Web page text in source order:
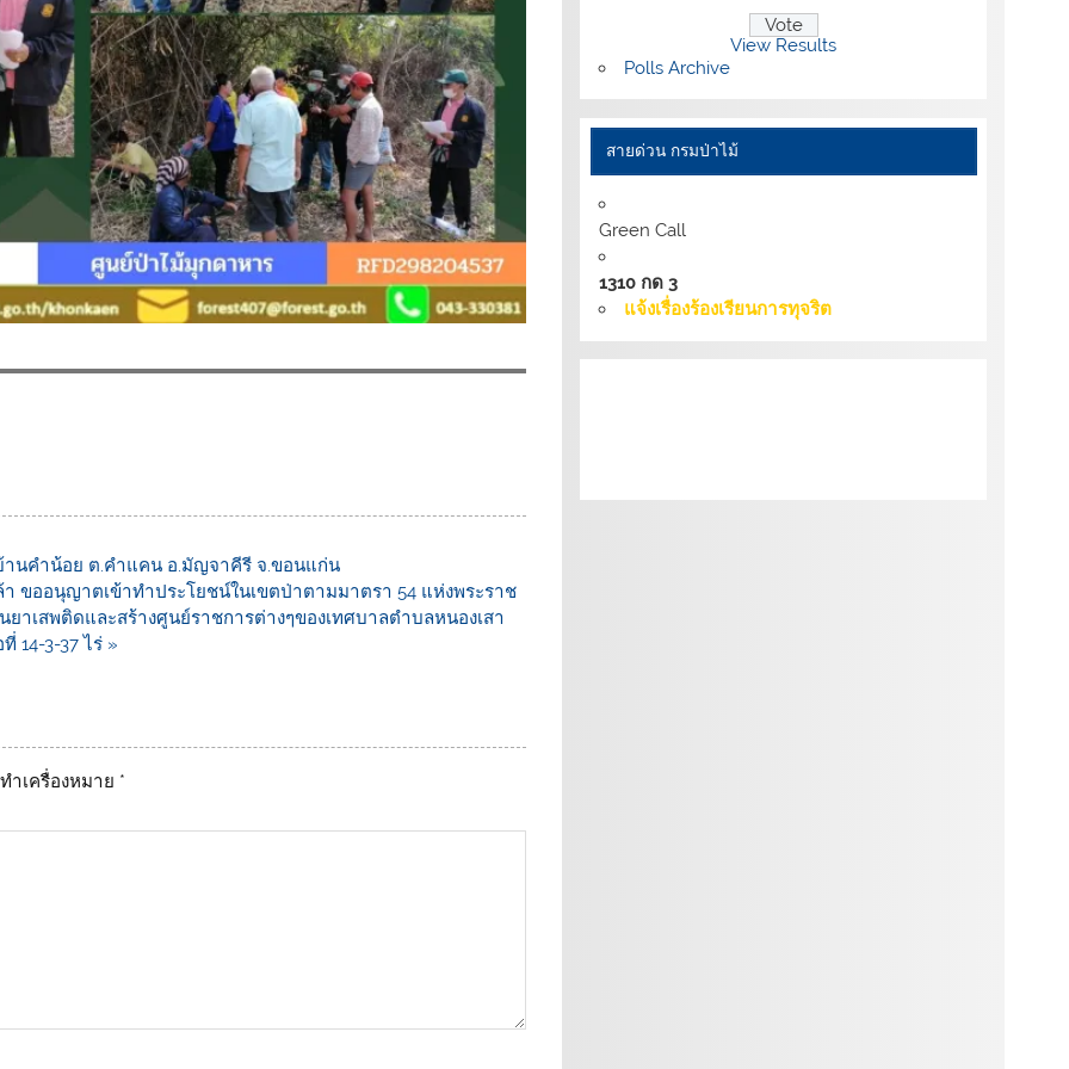
นคำน้อย​ ต.คำแคน​ อ.มัญจาคีรี​ จ.ขอนแก่น​
ขออนุญาตเข้าทำประโยชน์ในเขตป่าตามมาตรา 54 แห่งพระราช
เสพติดและสร้างศูนย์ราชการต่างๆของเทศบาลตำบลหนองเสา
14-3-37 ไร่ »
ำเครื่องหมาย *
View Results
Polls Archive
สายด่วน กรมป่าไม้
Green Call
1310 กด 3
แจ้งเรื่องร้องเรียนการทุจริต